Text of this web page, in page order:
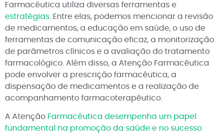
Farmacêutica utiliza diversas ferramentas e
estratégias . Entre elas, podemos mencionar a revisão
de medicamentos, a educação em saúde, o uso de
ferramentas de comunicação eficaz, a monitorização
de parâmetros clínicos e a avaliação do tratamento
farmacológico. Além disso, a Atenção Farmacêutica
pode envolver a prescrição farmacêutica, a
dispensação de medicamentos e a realização de
acompanhamento farmacoterapêutico.
A Atenção Farmacêutica desempenha um papel
fundamental na promoção da saúde e no sucesso